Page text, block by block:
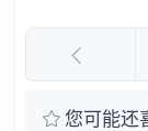
您可能还